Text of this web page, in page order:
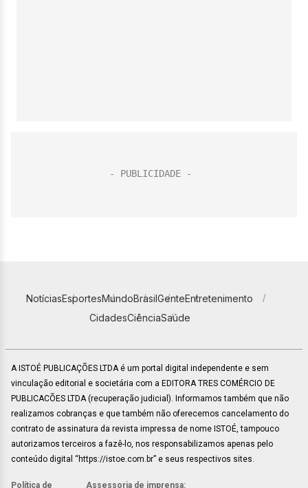
NotíciasEsportesMundoBrasilGenteEntretenimento
CidadesCiênciaSaúde
A ISTOÉ PUBLICAÇÕES LTDA é um portal digital independente e sem
vinculação editorial e societária com a EDITORA TRES COMÉRCIO DE
PUBLICACÕES LTDA (recuperação judicial). Informamos também que não
realizamos cobranças e que também não oferecemos cancelamento do
contrato de assinatura da revista impressa de nome ISTOÉ, tampouco
autorizamos terceiros a fazê-lo, nos responsabilizamos apenas pelo
conteúdo digital “https://istoe.com.br” e seus respectivos sites.
Política de Assessoria de imprensa: